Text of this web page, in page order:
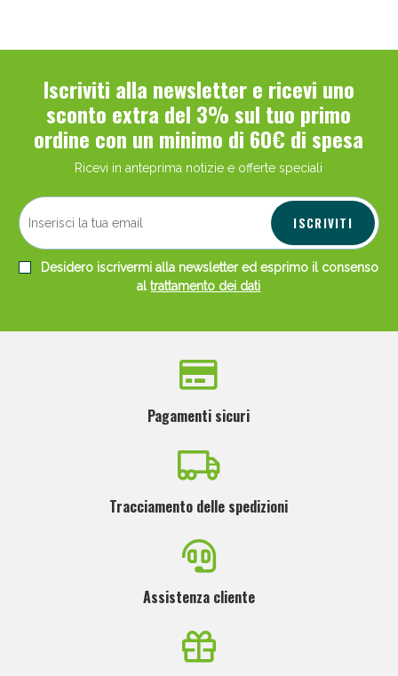
Iscriviti alla newsletter e ricevi uno
sconto extra del 3% sul tuo primo
ordine con un minimo di 60€ di spesa
Ricevi in anteprima notizie e offerte speciali
ISCRIVITI
Desidero iscrivermi alla newsletter ed esprimo il consenso
altrattamento dei dati
Pagamenti sicuri
Tracciamento delle spedizioni
Assistenza cliente